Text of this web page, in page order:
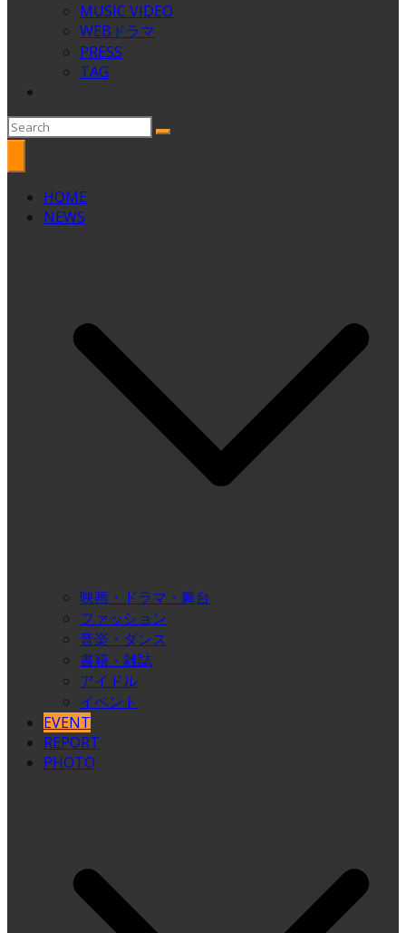
MUSIC VIDEO
WEBドラマ
PRESS
TAG
HOME
NEWS
映画・ドラマ・舞台
ファッション
音楽・ダンス
書籍・雑誌
アイドル
イベント
EVENT
REPORT
PHOTO